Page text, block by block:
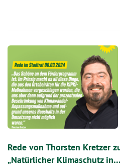
Rede von Thorsten Kretzer
„Natürlicher Klimaschutz in…